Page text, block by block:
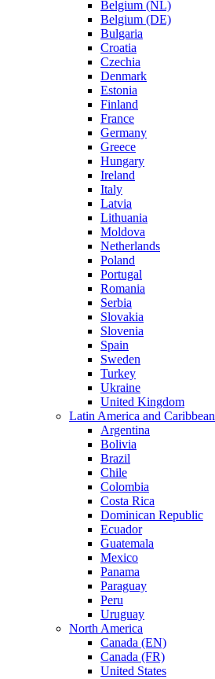
Belgium (NL)
Belgium (DE)
Bulgaria
Croatia
Czechia
Denmark
Estonia
Finland
France
Germany
Greece
Hungary
Ireland
Italy
Latvia
Lithuania
Moldova
Netherlands
Poland
Portugal
Romania
Serbia
Slovakia
Slovenia
Spain
Sweden
Turkey
Ukraine
United Kingdom
Latin America and Caribbean
Argentina
Bolivia
Brazil
Chile
Colombia
Costa Rica
Dominican Republic
Ecuador
Guatemala
Mexico
Panama
Paraguay
Peru
Uruguay
North America
Canada (EN)
Canada (FR)
United States